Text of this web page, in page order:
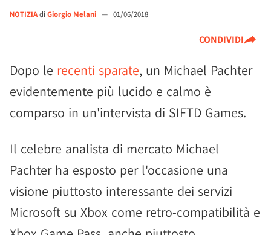
NOTIZIAdi Giorgio Melani — 01/06/2018
CONDIVIDI
Dopo le recenti sparate, un Michael Pachter
evidentemente più lucido e calmo è
comparso in un'intervista di SIFTD Games.
Il celebre analista di mercato Michael
Pachter ha esposto per l'occasione una
visione piuttosto interessante dei servizi
Microsoft su Xbox come retro-compatibilità e